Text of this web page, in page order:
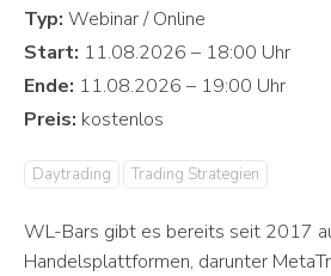
Typ:
Start:
Ende:
Preis:
Daytrading Trading Strategien
WL-Bars gibt es bereits seit 2017
Handelsplattformen, darunter